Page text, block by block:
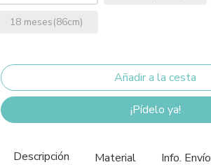
18 meses(86cm)
¡Pídelo ya!
Descripción Material Info. Envío